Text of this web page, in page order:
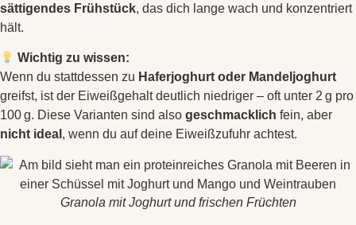
sättigendes Frühstück, das dich lange wach und konzentriert
hält.
Wichtig zu wissen:
Wenn du stattdessen zu Haferjoghurt oder Mandeljoghurt
greifst, ist der Eiweißgehalt deutlich niedriger – oft unter 2 g pro
100 g. Diese Varianten sind also geschmacklich fein, aber
nicht ideal , wenn du auf deine Eiweißzufuhr achtest.
Granola mit Joghurt und frischen Früchten